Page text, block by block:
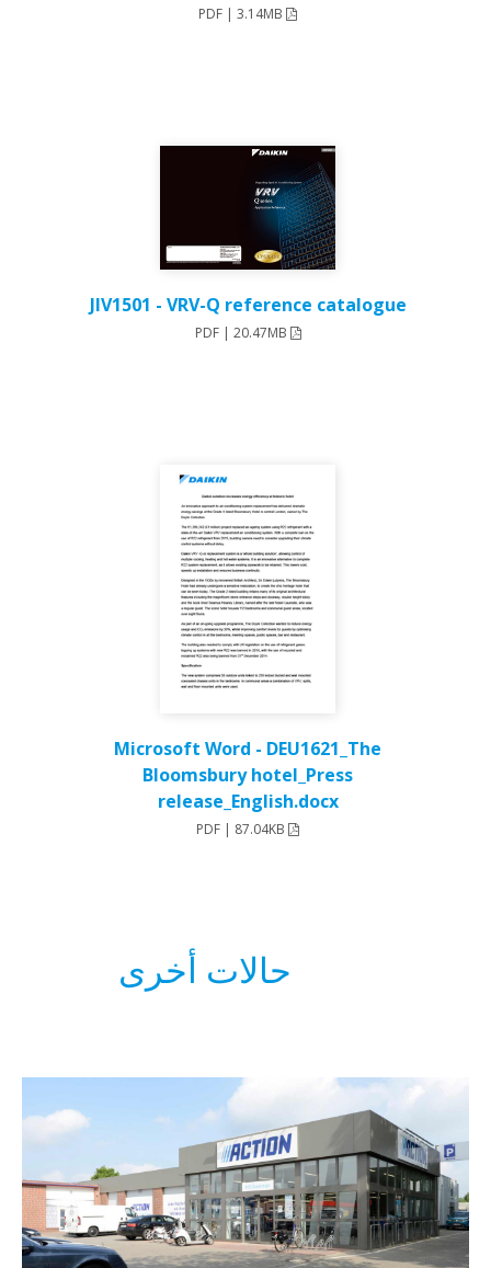
JIV1501 - VRV-Q reference catalogue
Microsoft Word - DEU1621_The
Bloomsbury hotel_Press
release_English.docx
حالات أخرى